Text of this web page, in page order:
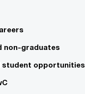
non-graduates
student opportunities